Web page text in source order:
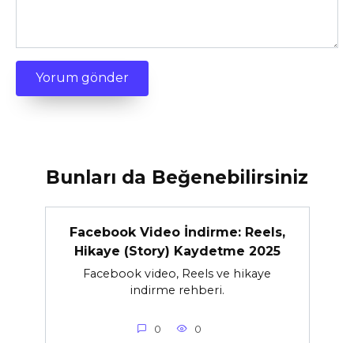
Bunları da Beğenebilirsiniz
Facebook Video İndirme: Reels,
Hikaye (Story) Kaydetme 2025
Facebook video, Reels ve hikaye
indirme rehberi.
0 0